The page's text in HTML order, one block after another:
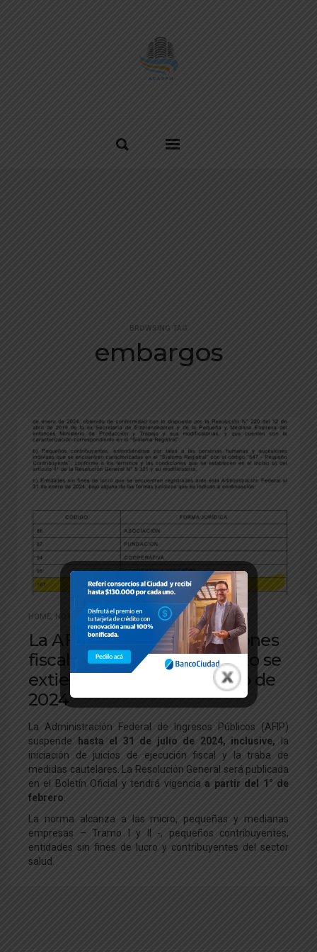
BROWSING TAG
embargos
HOME, NOTICIAS
La AFIP suspende ejecuciones
fiscales y embargos: El plazo se
extiende hasta el 31 de julio de
2024
La Administración Federal de Ingresos Públicos (AFIP)
suspende
hasta el 31 de julio de 2024, inclusive, la
iniciación de juicios de ejecución fiscal y la traba de
medidas cautelares. La Resolución General será publicada
en el Boletín Oficial y tendrá vigenciaa partir del 1° de
febrero
La norma alcanza a las micro, pequeñas y medianas
empresas – Tramo I y II -, pequeños contribuyentes,
entidades sin fines de lucro y contribuyentes del sector
salud.